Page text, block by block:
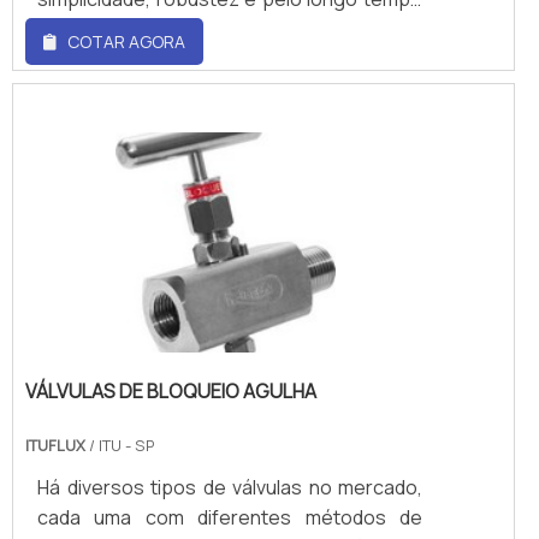
ponta, como distribuidor de ar e placa de
orifício.Tudo isso por ser comprometida
com os serviços e responsável,
empresa possuir escritório de alta
qualidade onde são realizadas as atividades
e sala de treinamento com materiais
sofisticados. Todos esses fatores,
agregados a uma equipe com profissionais
experientes e capacitados, que buscam
solucionar com o melhor custo-benefício
as necessidades técnicas e comerciais do
cliente, fecham todo o ciclo de entrega
com excelência para toda a carteira de
clientes..
de vida útil. Ele oferece medição
acumulativa e de vazão instantânea, são,
também, programáveis em campo para a
de medições do hidrômetro podem ser em
litros ou galões, e possuem saída de pulso,
excelente escolha para sistemas de
bateladas ou para monitoramento remoto
via CLP.Características dos hidrômetrosPor
ser um equipamento extremamente i.
COTAR AGORA
VÁLVULAS DE BLOQUEIO AGULHA
ITUFLUX / ITU - SP
Há diversos tipos de válvulas no mercado,
cada uma com diferentes métodos de